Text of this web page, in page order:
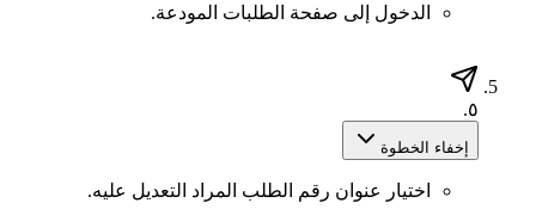
الدخول إلى صفحة الطلبات المودعة.
٥.
إخفاء الخطوة
اختيار عنوان رقم الطلب المراد التعديل عليه.